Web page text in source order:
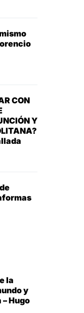
CON
Y
la
y
Hugo